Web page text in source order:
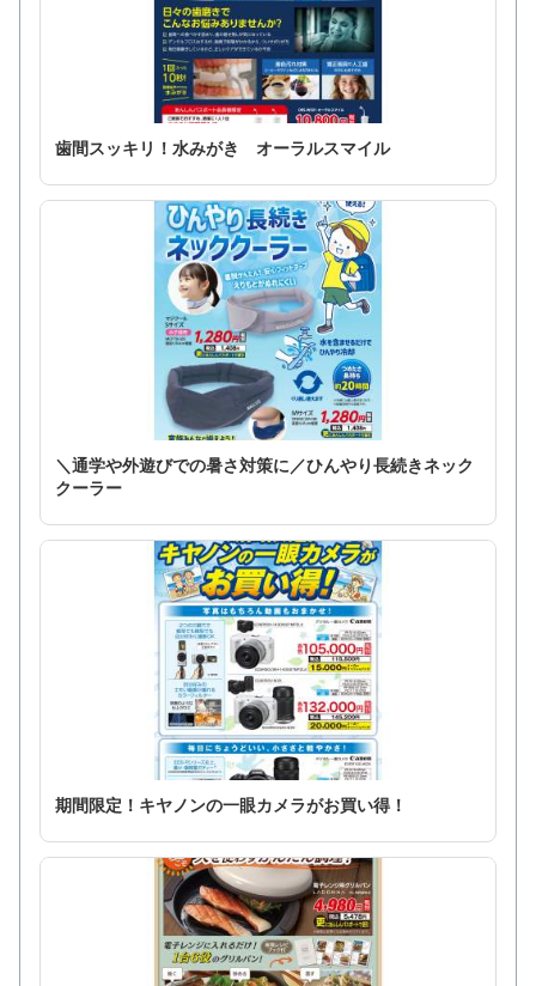
歯間スッキリ！水みがき オーラルスマイル
＼通学や外遊びでの暑さ対策に／ひんやり長続きネック
クーラー
期間限定！キヤノンの一眼カメラがお買い得！